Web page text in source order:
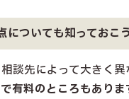
についても知っておこう
談先によって大きく異
有料のところもありま